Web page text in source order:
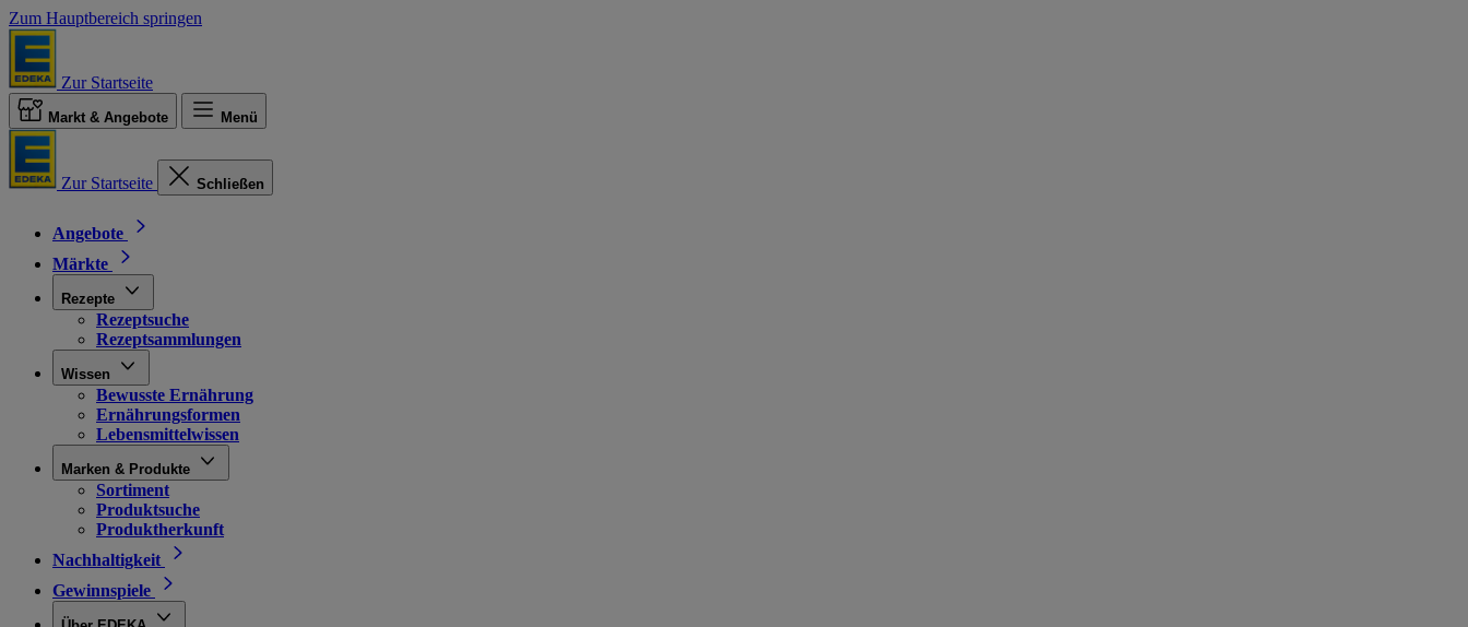
Zum Hauptbereich springen
Zur Startseite
Markt & Angebote Menü
Zur Startseite Schließen
Angebote
Märkte
Rezepte
Rezeptsuche
Rezeptsammlungen
Wissen
Bewusste Ernährung
Ernährungsformen
Lebensmittelwissen
Marken & Produkte
Sortiment
Produktsuche
Produktherkunft
Nachhaltigkeit
Gewinnspiele